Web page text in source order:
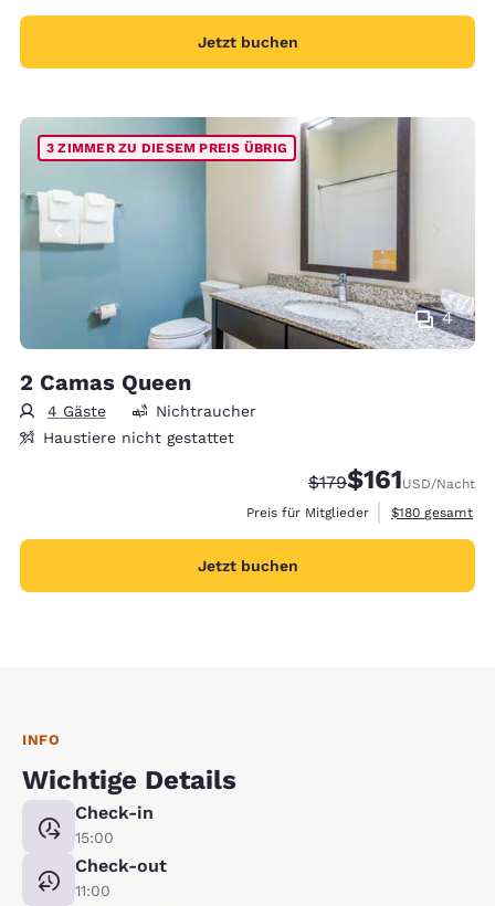
Jetzt buchen
4
3 ZIMMER ZU DIESEM PREIS ÜBRIG
2 Camas Queen
4 Gäste
Nichtraucher
Haustiere nicht gestattet
Durchgestrichener
$179Vergünstigter
$161USD/Nacht
Preis für Mitglieder
Geschätzte
$180 gesamt
Jetzt buchen
INFO
Wichtige Details
Check-in
15:00
Check-out
11:00